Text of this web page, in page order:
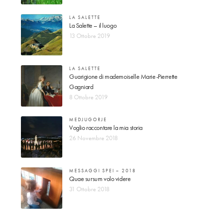
LA SALETTE
La Salette – il luogo
13 Ottobre 2019
LA SALETTE
Guarigione di mademoiselle Marie-Pierrette
Gagniard
8 Ottobre 2019
MEDJUGORJE
Voglio raccontare la mia storia
26 Novembre 2018
MESSAGGI SPEI – 2018
Quae sursum volo videre
31 Ottobre 2018